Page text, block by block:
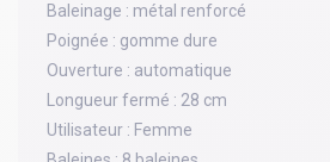
Baleinage : métal renforcé
Poignée : gomme dure
Ouverture : automatique
Longueur fermé : 28 cm
Utilisateur : Femme